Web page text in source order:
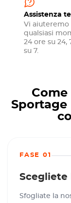
Assistenza
Vi aiuteremo
qualsiasi
24 ore su 24,
su 7.
Sportage
FASE 01
Scegliete
Sfogliate la